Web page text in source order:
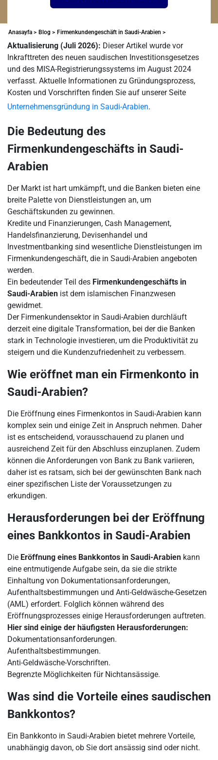
Anasayfa > Blog > Firmenkundengeschäft in Saudi-Arabien >
Aktualisierung (Juli 2026): Dieser Artikel wurde vor
Inkrafttreten des neuen saudischen Investitionsgesetzes
und des MISA-Registrierungssystems im August 2024
verfasst. Aktuelle Informationen zu Gründungsprozess,
Kosten und Vorschriften finden Sie auf unserer Seite
Unternehmensgründung in Saudi-Arabien.
Die Bedeutung des
Firmenkundengeschäfts in Saudi-
Arabien
Der Markt ist hart umkämpft, und die Banken bieten eine
breite Palette von Dienstleistungen an, um
Geschäftskunden zu gewinnen.
Kredite und Finanzierungen, Cash Management,
Handelsfinanzierung, Devisenhandel und
Investmentbanking sind wesentliche Dienstleistungen im
Firmenkundengeschäft, die in Saudi-Arabien angeboten
werden.
Ein bedeutender Teil des Firmenkundengeschäfts in
Saudi-Arabien ist dem islamischen Finanzwesen
gewidmet.
Der Firmenkundensektor in Saudi-Arabien durchläuft
derzeit eine digitale Transformation, bei der die Banken
stark in Technologie investieren, um die Produktivität zu
steigern und die Kundenzufriedenheit zu verbessern.
Wie eröffnet man ein Firmenkonto in
Saudi-Arabien?
Die Eröffnung eines Firmenkontos in Saudi-Arabien kann
komplex sein und einige Zeit in Anspruch nehmen. Daher
ist es entscheidend, vorausschauend zu planen und
ausreichend Zeit für den Abschluss einzuplanen. Zudem
können die Anforderungen von Bank zu Bank variieren,
daher ist es ratsam, sich bei der gewünschten Bank nach
einer spezifischen Liste der Voraussetzungen zu
erkundigen.
Herausforderungen bei der Eröffnung
eines Bankkontos in Saudi-Arabien
Die Eröffnung eines Bankkontos in Saudi-Arabien kann
eine entmutigende Aufgabe sein, da sie die strikte
Einhaltung von Dokumentationsanforderungen,
Aufenthaltsbestimmungen und Anti-Geldwäsche-Gesetzen
(AML) erfordert. Folglich können während des
Eröffnungsprozesses einige Herausforderungen auftreten.
Hier sind einige der häufigsten Herausforderungen:
Dokumentationsanforderungen.
Aufenthaltsbestimmungen.
Anti-Geldwäsche-Vorschriften.
Begrenzte Möglichkeiten für Nichtansässige.
Was sind die Vorteile eines saudischen
Bankkontos?
Ein Bankkonto in Saudi-Arabien bietet mehrere Vorteile,
unabhängig davon, ob Sie dort ansässig sind oder nicht.